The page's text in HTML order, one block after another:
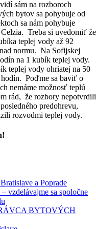
sám na rozboroch
bytov sa pohybuje od
sa nám pohybuje
Treba si uvedomiť že
teplej vody až 92
normu. Na Sofijskej
na 1 kubík teplej vody.
teplej vody ohriatej na 50
Poďme sa baviť o
nemáme možnosť teplú
rád, že rozbory nepotvrdili
predohrevu,
rozvodmi teplej vody.